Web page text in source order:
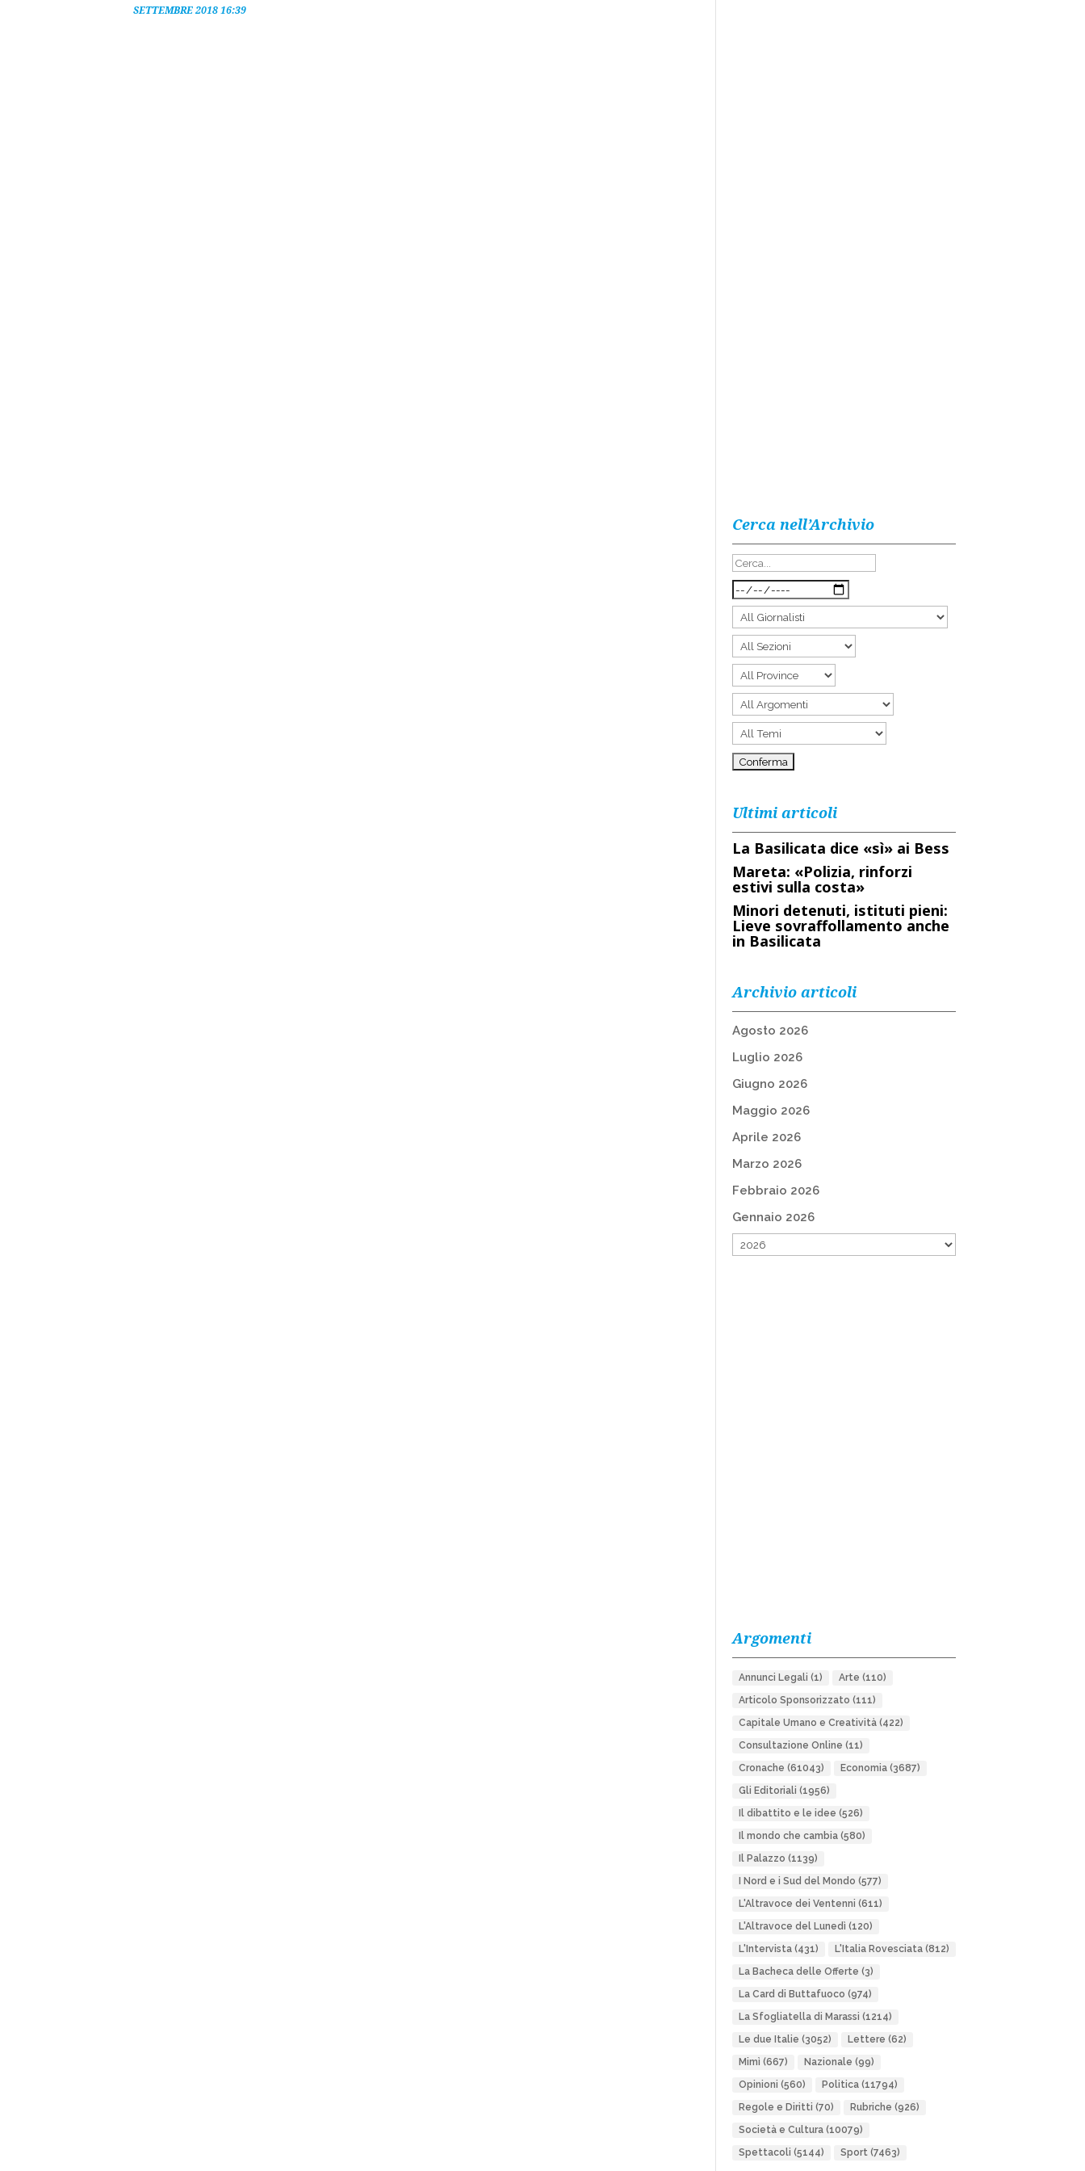
SETTEMBRE 2018 16:39
Cerca nell’Archivio
Ultimi articoli
La Basilicata dice «sì» ai Bess
Mareta: «Polizia, rinforzi
estivi sulla costa»
Minori detenuti, istituti pieni:
Lieve sovraffollamento anche
in Basilicata
Archivio articoli
Agosto 2026
Luglio 2026
Giugno 2026
Maggio 2026
Aprile 2026
Marzo 2026
Febbraio 2026
Gennaio 2026
Argomenti
Annunci Legali (1) Arte (110)
Articolo Sponsorizzato (111)
Capitale Umano e Creatività(422)
Consultazione Online (11)
Cronache (61043) Economia(3687)
Gli Editoriali (1956)
Il dibattito e le idee (526)
Il mondo che cambia(580)
Il Palazzo (1139)
I Nord e i Sud del Mondo (577)
L'Altravoce dei Ventenni (611)
L'Altravoce del Lunedì (120)
L'Intervista(431) L'Italia Rovesciata(812)
La Bacheca delle Offerte (3)
La Card di Buttafuoco (974)
La Sfogliatella di Marassi (1214)
Le due Italie (3052) Lettere (62)
Mimì (667) Nazionale (99)
Opinioni (560) Politica(11794)
Regole e Diritti (70) Rubriche (926)
Società e Cultura(10079)
Spettacoli (5144) Sport(7463)